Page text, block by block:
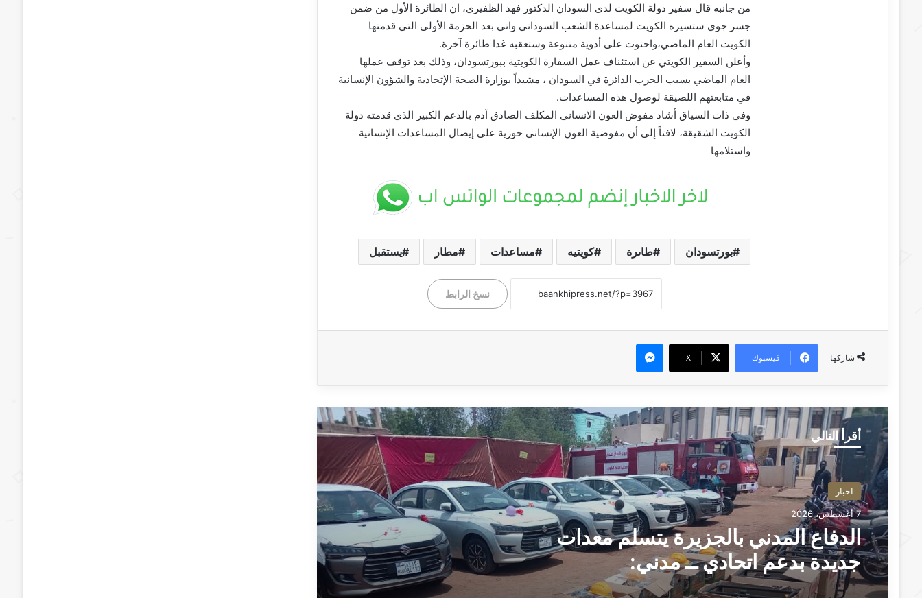
من جانبه قال سفير دولة الكويت لدى السودان الدكتور فهد الظفيري، ان الطائرة الأول من ضمن
جسر جوي ستسيره الكويت لمساعدة الشعب السوداني واتي بعد الحزمة الأولى التي قدمتها
الكويت العام الماضي،واحتوت على أدوية متنوعة وستعقبه غدا طائرة آخرة.
وأعلن السفير الكويتي عن استئناف عمل السفارة الكويتية ببورتسودان، وذلك بعد توقف عملها
العام الماضي بسبب الحرب الدائرة في السودان ، مشيداً بوزارة الصحة الإتحادية والشؤون الإنسانية
في متابعتهم اللصيقة لوصول هذه المساعدات.
وفي ذات السياق أشاد مفوض العون الانساني المكلف الصادق آدم بالدعم الكبير الذي قدمته دولة
الكويت الشقيقة، لافتاً إلى أن مفوضية العون الإنساني حورية على إيصال المساعدات الإنسانية
واستلامها
بورتسودان طاىرة كويتيه مساعدات مطار يستقبل
نسخ الرابط
شاركها فيسبوك ‫X
ماسنجر
أقرأ التالي
اخبار
7 أغسطس، 2026
الدفاع المدني بالجزيرة يتسلم معدات
جديدة بدعم اتحادي ــ مدني:
عبدالوهاب السنجك
الدفاع المدني بالجزيرة يتسلم معدات جديدة
بعانخي برس
وزير الرعاية الاجتماعية يدشّن مهرجان التعايش
السلمي بالجزيرة: “الطلاب هم صُنّاع السلام وبناة
السودان الجديد” ــ ودمدني : سلمى امين
تخريج دورة متخصصة بشرطة ولاية الجزيرة ــ
ود مدني : سلمى أمين
وزير التخطيط العمراني بولاية الجزيرة يشارك
في أعمال الدورة الخامسة عشرة للمجلس
القومي للتنمية العمرانية ــ الخرطوم : ميادة